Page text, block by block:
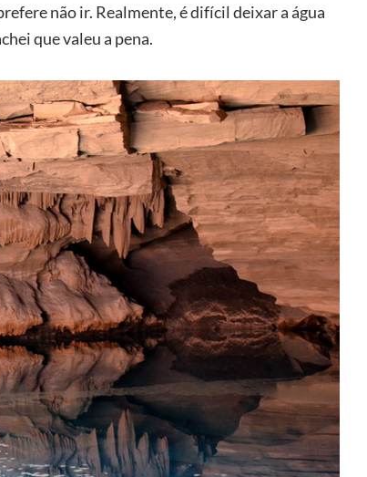
não ir. Realmente, é difícil deixar a água
que valeu a pena.